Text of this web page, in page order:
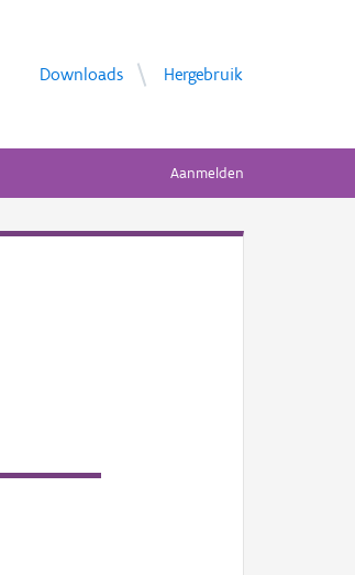
Downloads Hergebruik
Aanmelden